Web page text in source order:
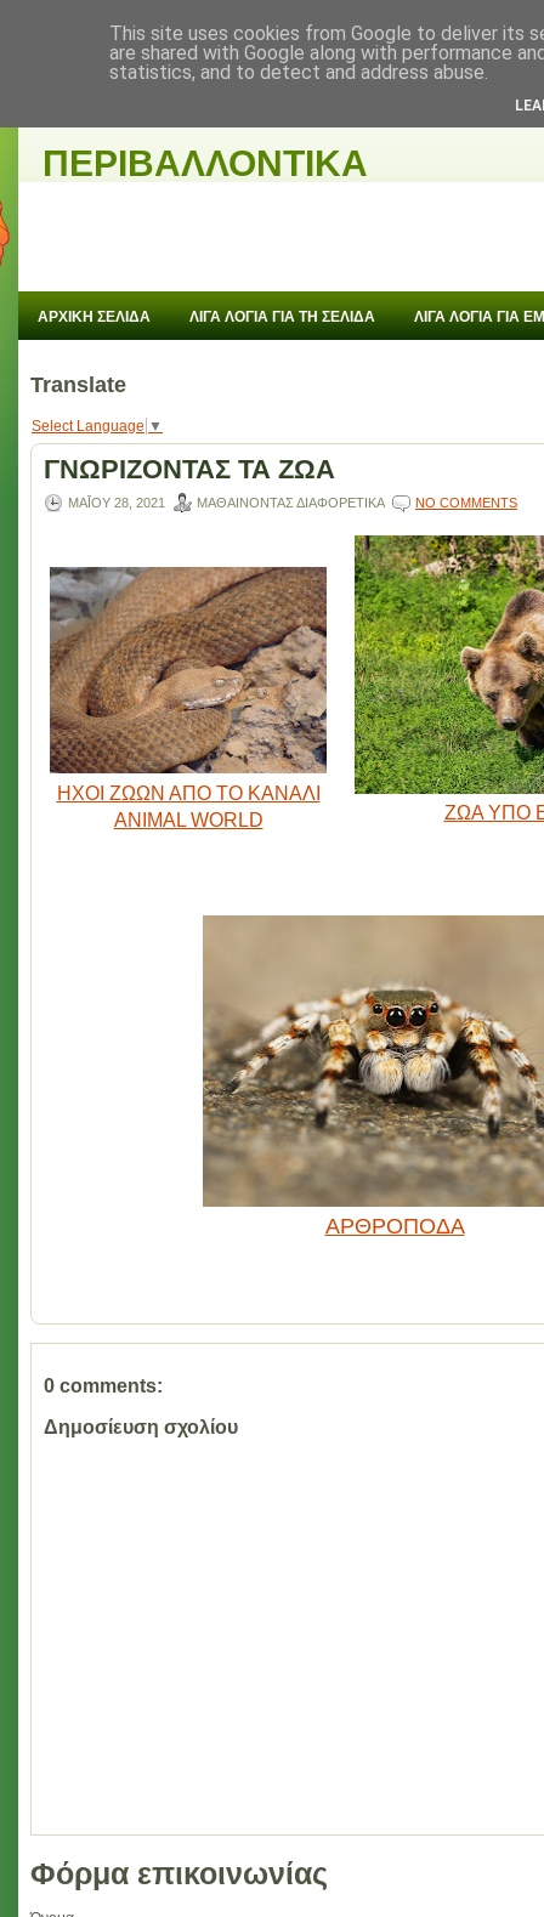
ΠΕΡΙΒΑΛΛΟΝΤΙΚΑ
ΑΡΧΙΚΗ ΣΕΛΙΔΑ ΛΙΓΑ ΛΟΓΙΑ ΓΙΑ ΤΗ ΣΕΛΙΔΑ ΛΙΓΑ ΛΟΓΙΑ ΓΙΑ
Translate
Select Language ▼
ΓΝΩΡΙΖΟΝΤΑΣ ΤΑ ΖΩΑ
ΜΑΪ́ΟΥ 28, 2021 ΜΑΘΑΙΝΟΝΤΑΣ ΔΙΑΦΟΡΕΤΙΚΑ NO COMMENTS
ΖΩΑ ΥΠΟ
ΗΧΟΙ ΖΩΩΝ ΑΠΟ ΤΟ ΚΑΝΑΛΙ
ANIMAL WORLD
ΑΡΘΡΟΠΟΔΑ
0 comments:
Δημοσίευση σχολίου
Φόρμα επικοινωνίας
This site uses cookies from Google to deliver its
are shared with Google along with performance
statistics, and to detect and address abuse.